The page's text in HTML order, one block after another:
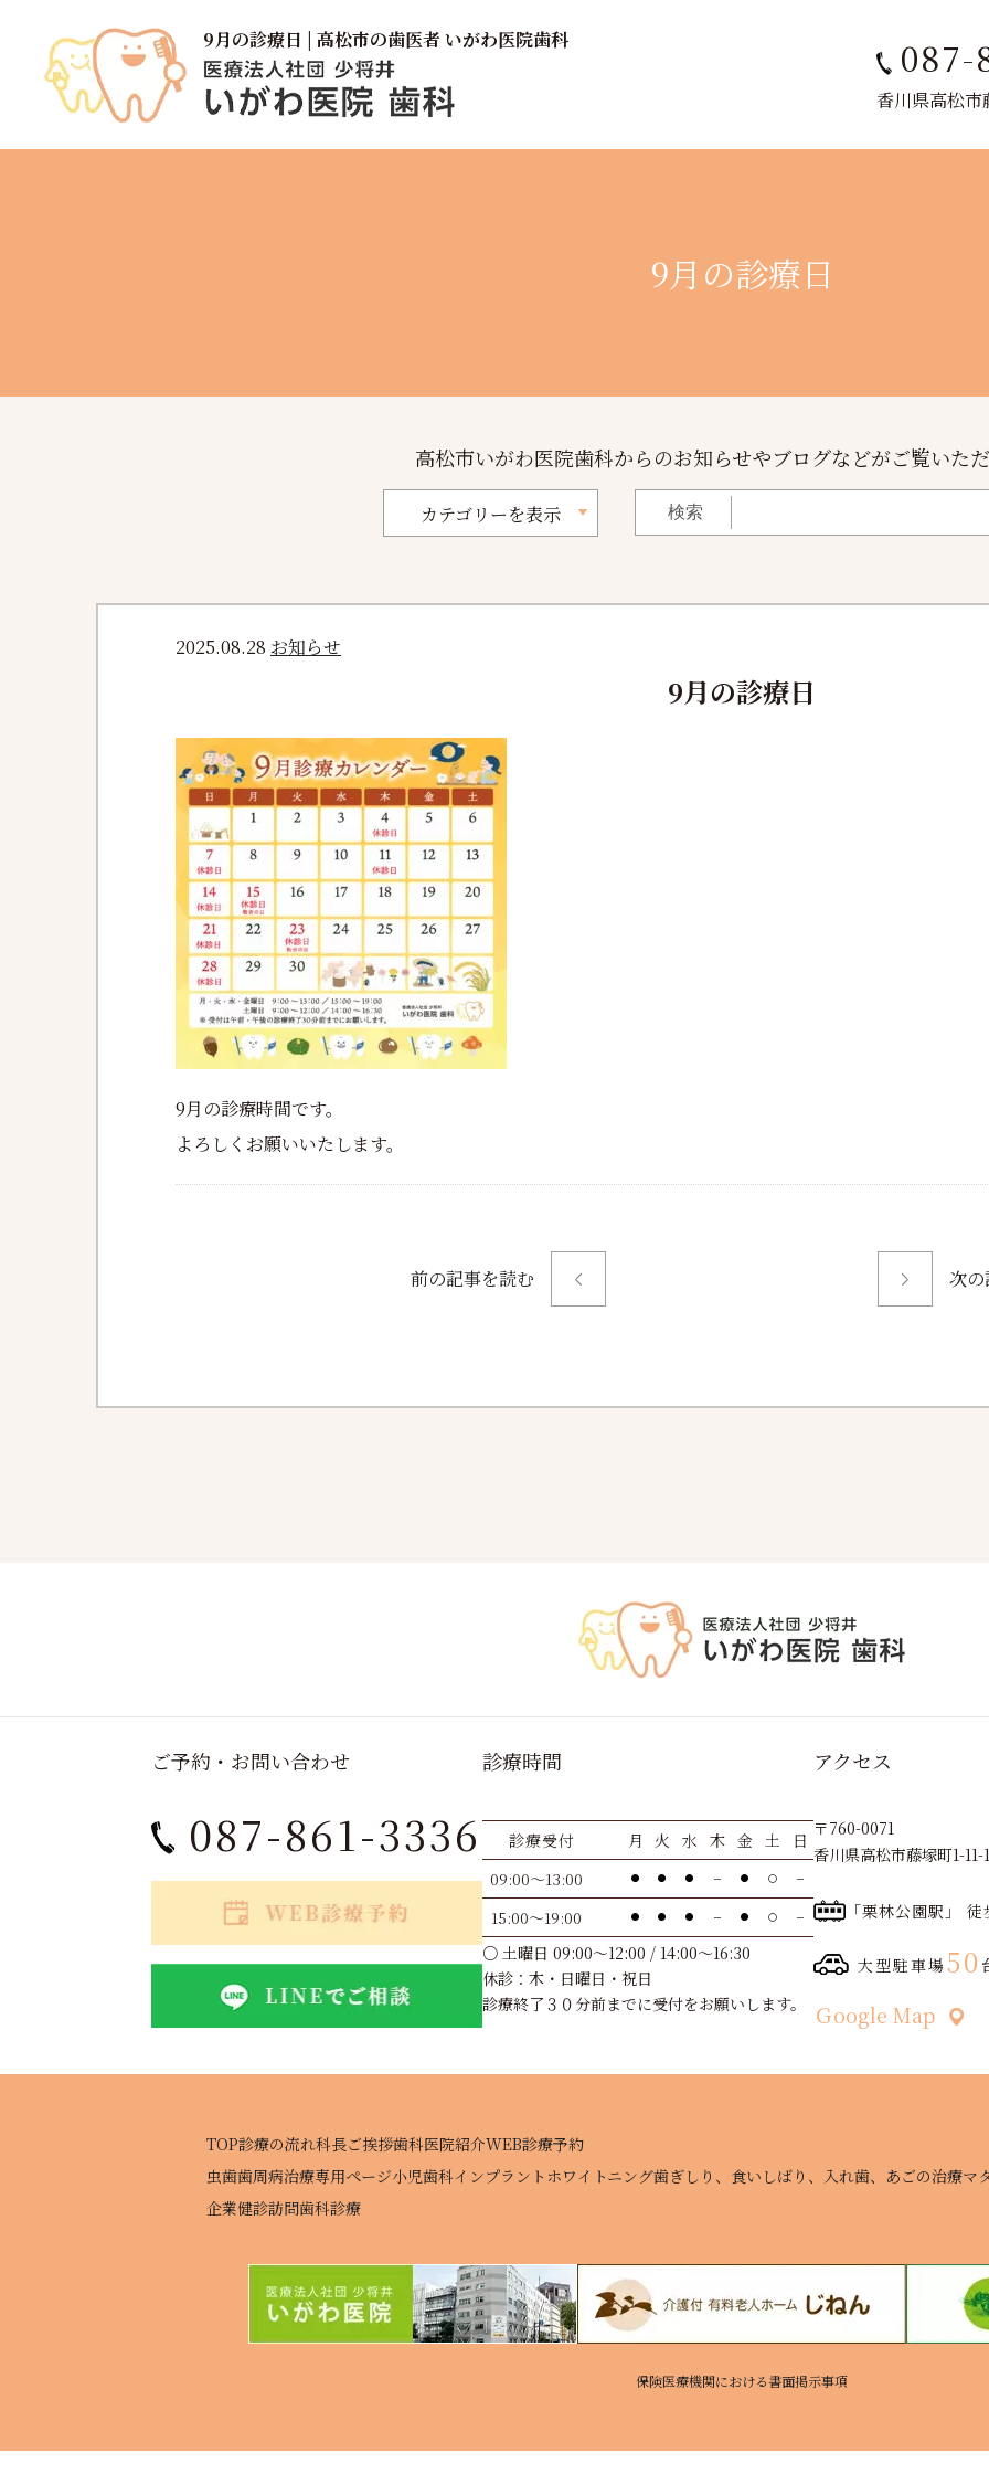
9月の診療日 | 高松市の歯医者 いがわ医院歯科 087-
香川県高松市
9月の診療日
高松市いがわ医院歯科からのお知らせやブログなどがご覧いただ
カテゴリーを表示
2025.08.28 お知らせ
9月の診療日
9月の診療時間です。
よろしくお願いいたします。
前の記事を読む 次
ご予約・お問い合わせ
087-861-3336
診療時間
診療受付 月 火 水 木 金 土
日
09:00～13:00
● ● ● － ● 〇 －
15:00～19:00 ● ● ● － ● 〇 －
○ 土曜日 09:00～12:00 / 14:00～16:30
休診：木・日曜日・祝日
診療終了３０分前までに受付をお願いします。
アクセス
〒760-0071
香川県高松市藤塚町1-11-1
「栗林公園駅」 徒
大型駐車場50
Ｇoogle Map
TOP診療の流れ科長ご挨拶歯科医院紹介WEB診療予約
虫歯歯周病治療専用ページ小児歯科インプラント ホワイトニング歯ぎしり、食いしばり、入れ歯、あごの治療マ
企業健診訪問歯科診療
保険医療機関における書面掲示事項